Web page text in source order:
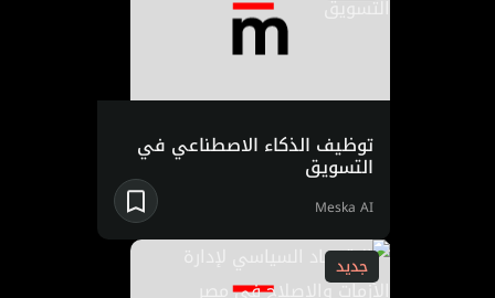
توظيف الذكاء الاصطناعي في
التسويق
Meska AI
جديد